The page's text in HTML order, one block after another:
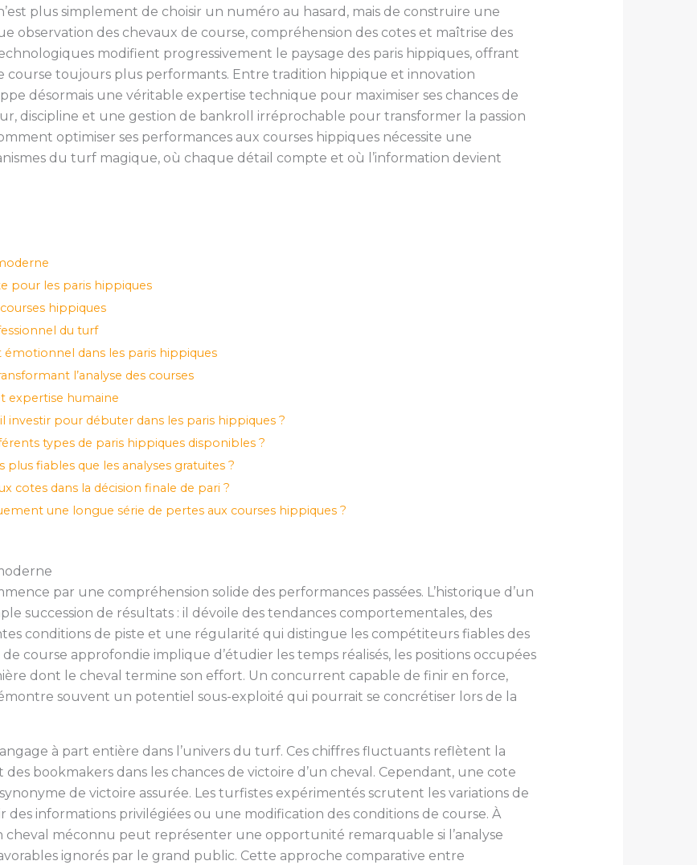
plus simplement de choisir un numéro au hasard, mais de construire une
observation des chevaux de course, compréhension des cotes et maîtrise des
modifient progressivement le paysage des paris hippiques, offrant
course toujours plus performants. Entre tradition hippique et innovation
désormais une véritable expertise technique pour maximiser ses chances de
discipline et une gestion de bankroll irréprochable pour transformer la passion
optimiser ses performances aux courses hippiques nécessite une
du turf magique, où chaque détail compte et où l’information devient
pour les paris hippiques
hippiques
du turf
dans les paris hippiques
l’analyse des courses
expertise humaine
pour débuter dans les paris hippiques ?
types de paris hippiques disponibles ?
fiables que les analyses gratuites ?
cotes dans la décision finale de pari ?
une longue série de pertes aux courses hippiques ?
par une compréhension solide des performances passées. L’historique d’un
succession de résultats : il dévoile des tendances comportementales, des
conditions de piste et une régularité qui distingue les compétiteurs fiables des
de course approfondie implique d’étudier les temps réalisés, les positions occupées
dont le cheval termine son effort. Un concurrent capable de finir en force,
souvent un potentiel sous-exploité qui pourrait se concrétiser lors de la
à part entière dans l’univers du turf. Ces chiffres fluctuants reflètent la
bookmakers dans les chances de victoire d’un cheval. Cependant, une cote
de victoire assurée. Les turfistes expérimentés scrutent les variations de
informations privilégiées ou une modification des conditions de course. À
cheval méconnu peut représenter une opportunité remarquable si l’analyse
ignorés par le grand public. Cette approche comparative entre